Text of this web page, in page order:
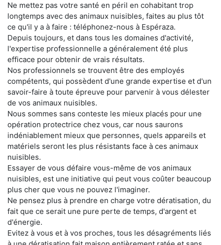
Ne mettez pas votre santé en péril en cohabitant trop
longtemps avec des animaux nuisibles, faites au plus tôt
ce qu'il y a à faire : téléphonez-nous à Espéraza.
Depuis toujours, et dans tous les domaines d'activité,
l'expertise professionnelle a généralement été plus
efficace pour obtenir de vrais résultats.
Nos professionnels se trouvent être des employés
compétents, qui possèdent d'une grande expertise et d'un
savoir-faire à toute épreuve pour parvenir à vous délester
de vos animaux nuisibles.
Nous sommes sans conteste les mieux placés pour une
opération protectrice chez vous, car nous saurons
indéniablement mieux que personnes, quels appareils et
matériels seront les plus résistants face à ces animaux
nuisibles.
Essayer de vous défaire vous-même de vos animaux
nuisibles, est une initiative qui peut vous coûter beaucoup
plus cher que vous ne pouvez l'imaginer.
Ne pensez plus à prendre en charge votre dératisation, du
fait que ce serait une pure perte de temps, d'argent et
d'énergie.
Evitez à vous et à vos proches, tous les désagréments liés